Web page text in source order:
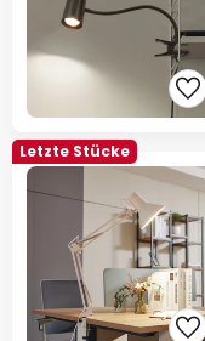
Letzte Stücke